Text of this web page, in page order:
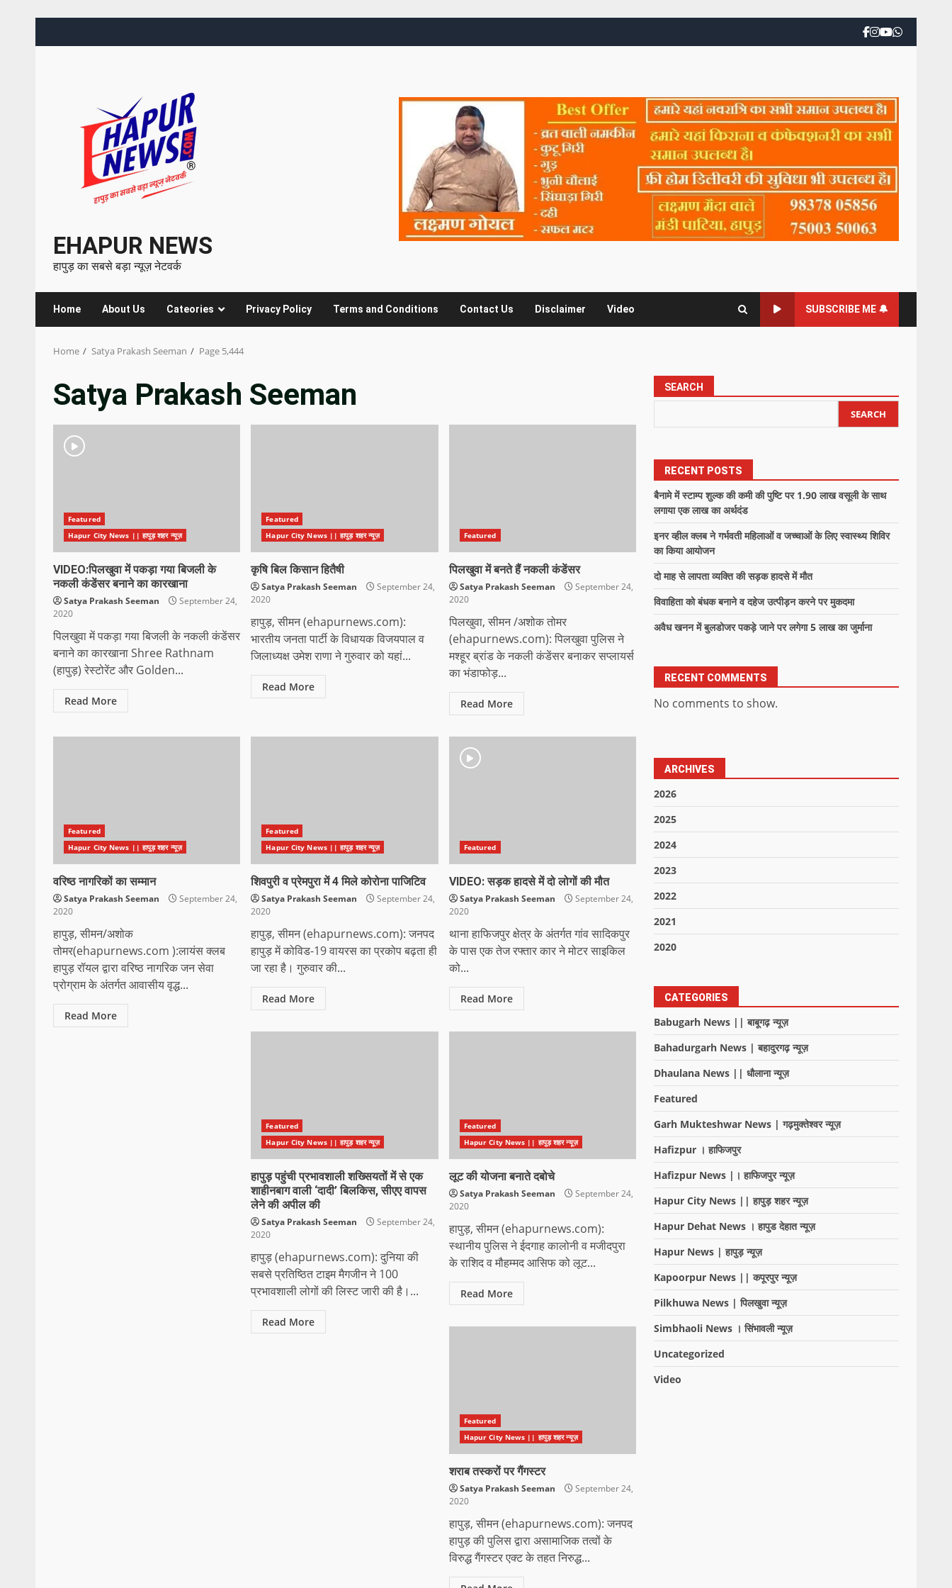
EHAPUR NEWS
हापुड़ का सबसे बड़ा न्यूज़ नेटवर्क
Home About Us Cateories Privacy Policy Terms and Conditions Contact Us Disclaimer Video SUBSCRIBE ME 🔔
Home Satya Prakash Seeman Page 5,444
Satya Prakash Seeman
Featured
Hapur City News || हापुड़ शहर न्यूज़
VIDEO:पिलखुवा में पकड़ा गया बिजली के
नकली कंडेंसर बनाने का कारखाना
Satya Prakash Seeman
September 24,
2020
पिलखुवा में पकड़ा गया बिजली के नकली कंडेंसर
बनाने का कारखाना Shree Rathnam
(हापुड़) रेस्टोरेंट और Golden...
Read More
Featured
Hapur City News || हापुड़ शहर न्यूज़
कृषि बिल किसान हितैषी
Satya Prakash Seeman
September 24,
2020
हापुड़, सीमन (ehapurnews.com):
भारतीय जनता पार्टी के विधायक विजयपाल व
जिलाध्यक्ष उमेश राणा ने गुरुवार को यहां...
Read More
Featured
पिलखुवा में बनते हैं नकली कंडेंसर
Satya Prakash Seeman
September 24,
2020
पिलखुवा, सीमन /अशोक तोमर
(ehapurnews.com): पिलखुवा पुलिस ने
मश्हूर ब्रांड के नकली कंडेंसर बनाकर सप्लायर्स
का भंडाफोड़...
Read More
Featured
Hapur City News || हापुड़ शहर न्यूज़
वरिष्ठ नागरिकों का सम्मान
Satya Prakash Seeman
September 24,
2020
हापुड़, सीमन/अशोक
तोमर(ehapurnews.com ):लायंस क्लब
हापुड़ रॉयल द्वारा वरिष्ठ नागरिक जन सेवा
प्रोग्राम के अंतर्गत आवासीय वृद्ध...
Read More
Featured
Hapur City News || हापुड़ शहर न्यूज़
शिवपुरी व प्रेमपुरा में 4 मिले कोरोना पाजिटिव
Satya Prakash Seeman
September 24,
2020
हापुड़, सीमन (ehapurnews.com): जनपद
हापुड़ में कोविड-19 वायरस का प्रकोप बढ़ता ही
जा रहा है। गुरुवार की...
Read More
Featured
VIDEO: सड़क हादसे में दो लोगों की मौत
Satya Prakash Seeman
September 24,
2020
थाना हाफिजपुर क्षेत्र के अंतर्गत गांव सादिकपुर
के पास एक तेज रफ्तार कार ने मोटर साइकिल
को...
Read More
Featured
Hapur City News || हापुड़ शहर न्यूज़
हापुड़ पहुंची प्रभावशाली शख्सियतों में से एक
शाहीनबाग वाली ‘दादी’ बिलकिस, सीएए वापस
लेने की अपील की
Satya Prakash Seeman
September 24,
2020
हापुड़ (ehapurnews.com): दुनिया की
सबसे प्रतिष्ठित टाइम मैगजीन ने 100
प्रभावशाली लोगों की लिस्ट जारी की है।...
Read More
Featured
Hapur City News || हापुड़ शहर न्यूज़
लूट की योजना बनाते दबोचे
Satya Prakash Seeman
September 24,
2020
हापुड़, सीमन (ehapurnews.com):
स्थानीय पुलिस ने ईदगाह कालोनी व मजीदपुरा
के राशिद व मौहम्मद आसिफ को लूट...
Read More
Featured
Hapur City News || हापुड़ शहर न्यूज़
शराब तस्करों पर गैंगस्टर
Satya Prakash Seeman
September 24,
2020
हापुड़, सीमन (ehapurnews.com): जनपद
हापुड़ की पुलिस द्वारा असामाजिक तत्वों के
विरुद्ध गैंगस्टर एक्ट के तहत निरुद्ध...
SEARCH
SEARCH
RECENT POSTS
बैनामे में स्टाम्प शुल्क की कमी की पुष्टि पर 1.90 लाख वसूली के साथ
लगाया एक लाख का अर्थदंड
इनर व्हील क्लब ने गर्भवती महिलाओं व जच्चाओं के लिए स्वास्थ्य शिविर
का किया आयोजन
दो माह से लापता व्यक्ति की सड़क हादसे में मौत
विवाहिता को बंधक बनाने व दहेज उत्पीड़न करने पर मुकदमा
अवैध खनन में बुलडोजर पकड़े जाने पर लगेगा 5 लाख का जुर्माना
RECENT COMMENTS
No comments to show.
ARCHIVES
2026
2025
2024
2023
2022
2021
2020
CATEGORIES
Babugarh News || बाबूगढ़ न्यूज़
Bahadurgarh News | बहादुरगढ़ न्यूज़
Dhaulana News || धौलाना न्यूज़
Featured
Garh Mukteshwar News | गढ़मुक्तेश्वर न्यूज़
Hafizpur । हाफिजपुर
Hafizpur News |। हाफिजपुर न्यूज़
Hapur City News || हापुड़ शहर न्यूज़
Hapur Dehat News । हापुड देहात न्यूज़
Hapur News | हापुड़ न्यूज़
Kapoorpur News || कपूरपुर न्यूज़
Pilkhuwa News | पिलखुवा न्यूज़
Simbhaoli News । सिंभावली न्यूज़
Uncategorized
Video